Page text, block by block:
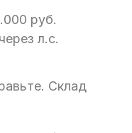
руб.
л.с.
Склад